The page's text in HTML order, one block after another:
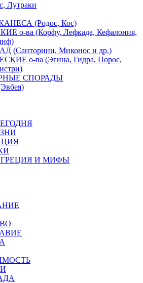
Лутраки
(Родос, Кос)
о-ва (Корфу, Лефкада, Кефалония,
(Санторини, Миконос и др.)
о-ва (Эгина, Гидра, Порос,
СПОРАДЫ
ГРЕЦИЯ И МИФЫ